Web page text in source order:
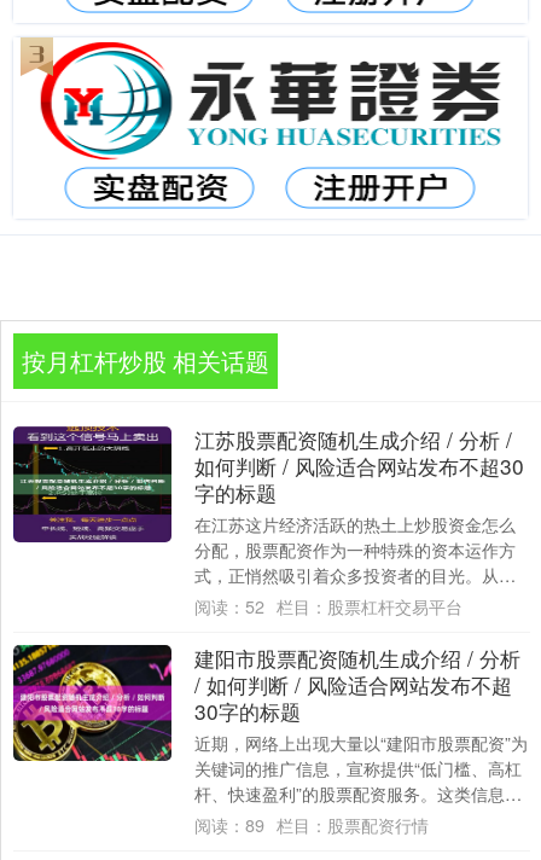
按月杠杆炒股 相关话题
江苏股票配资随机生成介绍 / 分析 /
如何判断 / 风险适合网站发布不超30
字的标题
在江苏这片经济活跃的热土上炒股资金怎么
分配，股票配资作为一种特殊的资本运作方
式，正悄然吸引着众多投资者的目光。从南
京的金融街区到苏州的工业园区，从无锡的
阅读： 52 栏目： 股票杠杆交易平台
建阳市股票配资随机生成介绍 / 分析
/ 如何判断 / 风险适合网站发布不超
30字的标题
近期，网络上出现大量以“建阳市股票配资”为
关键词的推广信息，宣称提供“低门槛、高杠
杆、快速盈利”的股票配资服务。这类信息往
往以“建阳市本地实体公司”、“专业团队....
阅读： 89 栏目： 股票配资行情